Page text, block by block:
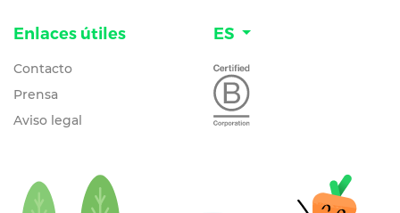
Enlaces útiles
Contacto
Prensa
Aviso legal
ES